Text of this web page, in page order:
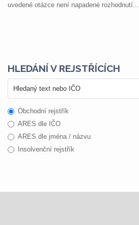
uvedené otázce není napadené rozhodnutí...
HLEDÁNÍ V REJSTŘÍCÍCH
Obchodní rejstřík
ARES dle IČO
ARES dle jména / názvu
Insolvenční rejstřík